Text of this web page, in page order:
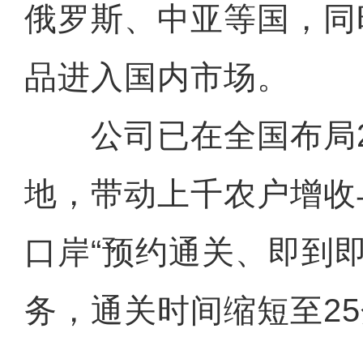
俄罗斯、中亚等国，
品进入国内市场。
公司已在全国布局
地，带动上千农户增
口岸“预约通关、即到
务，通关时间缩短至